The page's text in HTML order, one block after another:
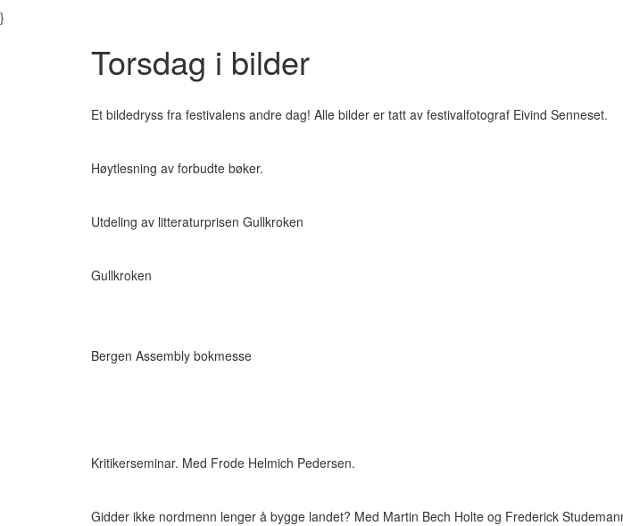
}
Torsdag i bilder
Et bildedryss fra festivalens andre dag! Alle bilder er tatt av festivalfotograf Eivind Senneset.
Høytlesning av forbudte bøker.
Utdeling av litteraturprisen Gullkroken
Gullkroken
Bergen Assembly bokmesse
Kritikerseminar. Med Frode Helmich Pedersen.
Gidder ikke nordmenn lenger å bygge landet? Med Martin Bech Holte og Frederick